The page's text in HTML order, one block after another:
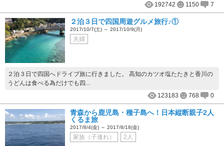
192742
1150 7
２泊３日で四国周遊グルメ旅行♪①
2017/10/7(土) ～ 2017/10/9(月)
夫婦
２泊３日で四国へドライブ旅に行きました。 高知のカツオ塩たたきと香川の
うどんは食べる為だけでも四...
123183
768 0
青森から鹿児島・種子島へ！日本縦断親子2人
くるま旅
2017/8/4(金) ～ 2017/8/18(金)
家族（子連れ） 2人